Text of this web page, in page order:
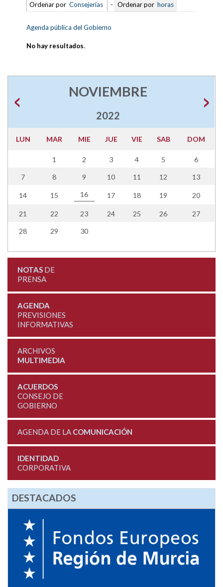
Ordenar por Consejerías - Ordenar por horas
Agenda pública del Gobierno
No hay resultados.
NOVIEMBRE
2022
LUN MAR MIE JUE VIE SAB DOM
1 2 3 4 5 6
7 8 9 10 11 12 13
14 15 16 17 18 19 20
21 22 23 24 25 26 27
28 29 30
NOTASDE
PRENSA
AGENDA
PREVISIONES
INFORMATIVAS
ARCHIVOS
MULTIMEDIA
ACUERDOS
CONSEJO DE
GOBIERNO
AGENDA DE LA COMUNICACIÓN
IDENTIDAD
CORPORATIVA
DESTACADOS